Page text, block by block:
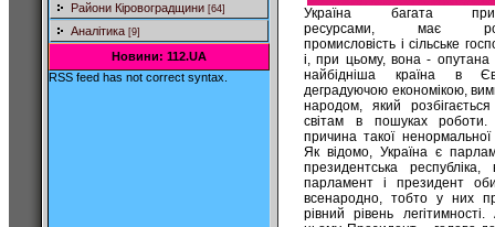
Райони Кіровоградщини [64]
Аналітика [9]
Новини: 112.UA
RSS feed has not correct syntax.
Україна багата
ресурсами, має
промисловість і сільське
і, при цьому, вона - опутана
найбідніша країна в
деградуючою економікою,
народом, який
світам в пошуках
причина такої ненормальної
Як відомо, Україна є
президентська
парламент і президент
всенародно, тобто у них
рівний рівень